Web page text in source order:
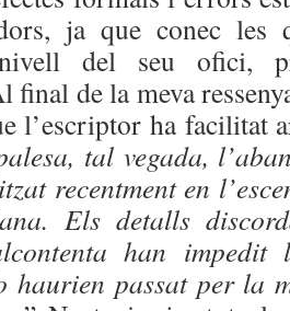
ja que conec les
del seu ofici,
final de la meva
l’escriptor ha facilitat
tal vegada,
recentment en
Els detalls
han
haurien passat per la